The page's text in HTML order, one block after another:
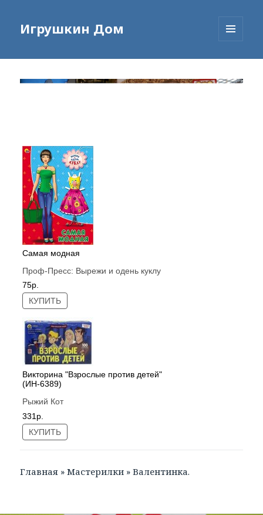
Игрушкин Дом
Самая модная
Проф-Пресс: Вырежи и одень куклу
75р.
КУПИТЬ
Викторина "Взрослые против детей"
(ИН-6389)
Рыжий Кот
331р.
КУПИТЬ
Главная »Мастерилки »Валентинка.